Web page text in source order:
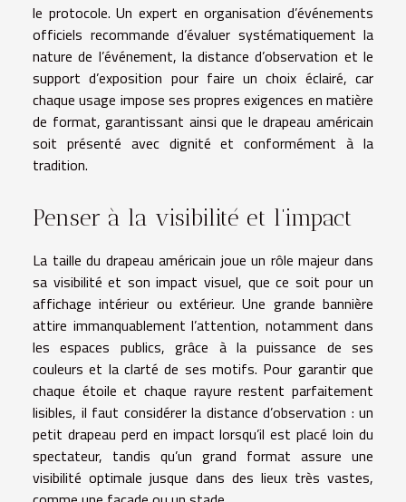
le protocole. Un expert en organisation d’événements
officiels recommande d’évaluer systématiquement la
nature de l’événement, la distance d’observation et le
support d’exposition pour faire un choix éclairé, car
chaque usage impose ses propres exigences en matière
de format, garantissant ainsi que le drapeau américain
soit présenté avec dignité et conformément à la
tradition.
Penser à la visibilité et l’impact
La taille du drapeau américain joue un rôle majeur dans
sa visibilité et son impact visuel, que ce soit pour un
affichage intérieur ou extérieur. Une grande bannière
attire immanquablement l’attention, notamment dans
les espaces publics, grâce à la puissance de ses
couleurs et la clarté de ses motifs. Pour garantir que
chaque étoile et chaque rayure restent parfaitement
lisibles, il faut considérer la distance d’observation : un
petit drapeau perd en impact lorsqu’il est placé loin du
spectateur, tandis qu’un grand format assure une
visibilité optimale jusque dans des lieux très vastes,